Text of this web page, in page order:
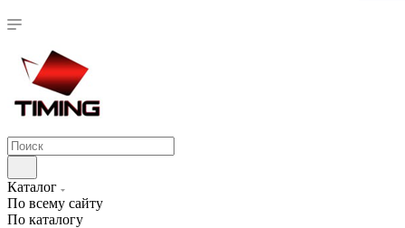
Каталог
По всему сайту
По каталогу